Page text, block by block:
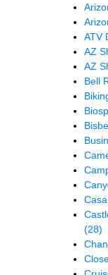
ATV
AZ
AZ
Bell
(28)